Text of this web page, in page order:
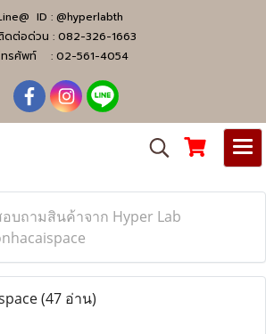
ID : @hyperlabth
ดต่อด่วน : 082-326-1663
ทรศัพท์ : 02-561-4054
บถามสินค้าจาก Hyper Lab
(47 อ่าน)